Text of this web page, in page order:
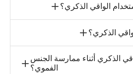
الواقي الذكري؟
الذكري؟
الذكري أثناء ممارسة الجنس
الفموي؟